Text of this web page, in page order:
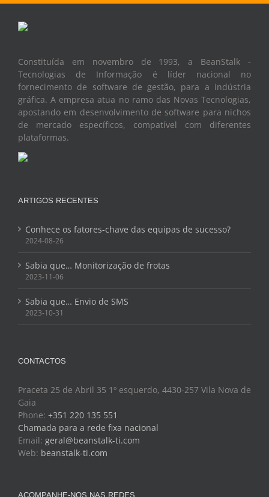
Constituída em novembro de 1993, a BeanStalk -
Tecnologias de Informação é líder nacional no
fornecimento de software de gestão, para a indústria
gráfica. A empresa atua no ramo das Novas Tecnologias,
apostando em desenvolvimento de software para nichos
de mercado específicos, compatível com diferentes
plataformas.
ARTIGOS RECENTES
Conhece os fatores-chave das equipas de sucesso?
2024-08-26
Sabia que… Monitorização de frotas
2023-11-06
Sabia que… Envio de SMS
2023-10-31
CONTACTOS
Praceta 25 de Abril 35 1º esquerdo, 4430-257 Vila Nova de
Gaia
Phone: +351 220 135 551
Chamada para a rede fixa nacional
Email: geral@beanstalk-ti.com
Web: beanstalk-ti.com
ACOMPANHE-NOS NAS REDES